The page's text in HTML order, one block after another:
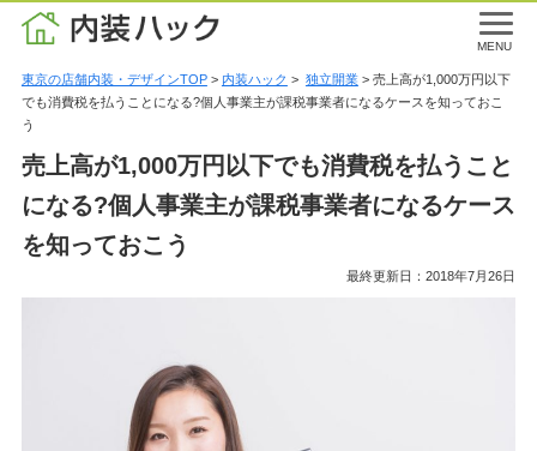
MENU
東京の店舗内装・デザインTOP> 内装ハック > 独立開業> 売上高が1,000万円以下
でも消費税を払うことになる?個人事業主が課税事業者になるケースを知っておこ
う
売上高が1,000万円以下でも消費税を払うこと
になる?個人事業主が課税事業者になるケース
を知っておこう
最終更新日：2018年7月26日